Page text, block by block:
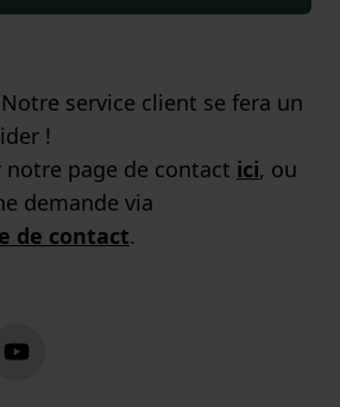
service client se fera un
!
notre page de contact ici, ou
demande via
de contact.